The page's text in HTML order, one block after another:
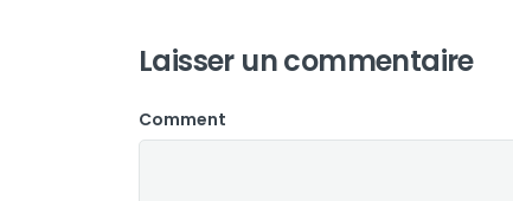
Laisser un commentaire
Comment